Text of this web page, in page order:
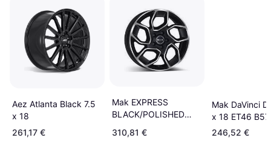
Aez Atlanta Black 7.5
x 18
261,17 €
Mak EXPRESS
BLACK/POLISHED
310,81 €
Mak DaVinci
x 18 ET46
246,52 €